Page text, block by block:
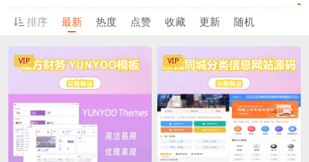
排序
最新 热度 点赞 收藏 更新 随机
VIP VIP